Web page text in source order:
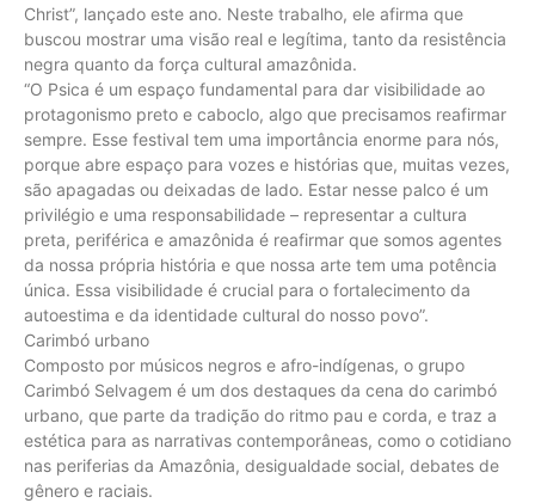
Christ”, lançado este ano. Neste trabalho, ele afirma que
buscou mostrar uma visão real e legítima, tanto da resistência
negra quanto da força cultural amazônida.
“O Psica é um espaço fundamental para dar visibilidade ao
protagonismo preto e caboclo, algo que precisamos reafirmar
sempre. Esse festival tem uma importância enorme para nós,
porque abre espaço para vozes e histórias que, muitas vezes,
são apagadas ou deixadas de lado. Estar nesse palco é um
privilégio e uma responsabilidade – representar a cultura
preta, periférica e amazônida é reafirmar que somos agentes
da nossa própria história e que nossa arte tem uma potência
única. Essa visibilidade é crucial para o fortalecimento da
autoestima e da identidade cultural do nosso povo”.
Carimbó urbano
Composto por músicos negros e afro-indígenas, o grupo
Carimbó Selvagem é um dos destaques da cena do carimbó
urbano, que parte da tradição do ritmo pau e corda, e traz a
estética para as narrativas contemporâneas, como o cotidiano
nas periferias da Amazônia, desigualdade social, debates de
gênero e raciais.